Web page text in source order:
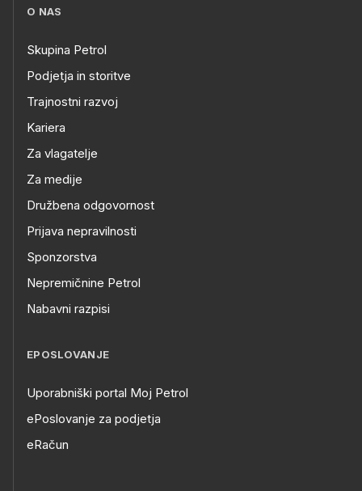
O NAS
Skupina Petrol
Podjetja in storitve
Trajnostni razvoj
Kariera
Za vlagatelje
Za medije
Družbena odgovornost
Prijava nepravilnosti
Sponzorstva
Nepremičnine Petrol
Nabavni razpisi
EPOSLOVANJE
Uporabniški portal Moj Petrol
ePoslovanje za podjetja
eRačun